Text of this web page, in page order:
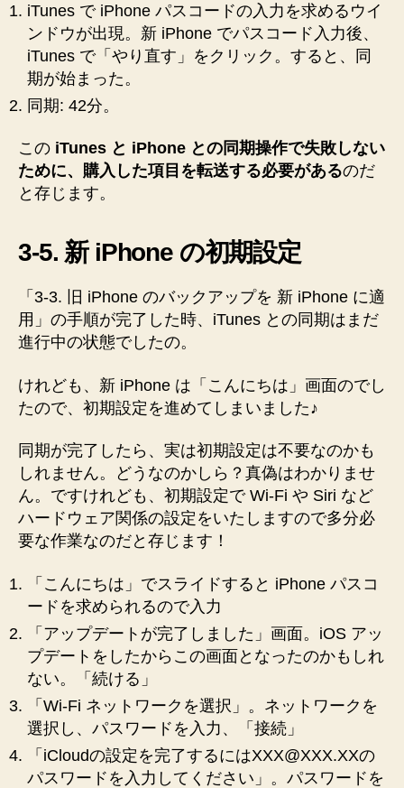
iTunes で iPhone パスコードの入力を求めるウイ
ンドウが出現。新 iPhone でパスコード入力後、
iTunes で「やり直す」をクリック。すると、同
期が始まった。
同期: 42分。
この iTunes と iPhone との同期操作で失敗しない
ために、購入した項目を転送する必要があるのだ
と存じます。
3-5. 新 iPhone の初期設定
「3-3. 旧 iPhone のバックアップを 新 iPhone に適
用」の手順が完了した時、iTunes との同期はまだ
進行中の状態でしたの。
けれども、新 iPhone は「こんにちは」画面のでし
たので、初期設定を進めてしまいました♪
同期が完了したら、実は初期設定は不要なのかも
しれません。どうなのかしら？真偽はわかりませ
ん。ですけれども、初期設定で Wi-Fi や Siri など
ハードウェア関係の設定をいたしますので多分必
要な作業なのだと存じます！
「こんにちは」でスライドすると iPhone パスコ
ードを求められるので入力
「アップデートが完了しました」画面。iOS アッ
プデートをしたからこの画面となったのかもしれ
ない。「続ける」
「Wi-Fi ネットワークを選択」。ネットワークを
選択し、パスワードを入力、「接続」
「iCloudの設定を完了するにはXXX@XXX.XXの
パスワードを入力してください」。パスワードを